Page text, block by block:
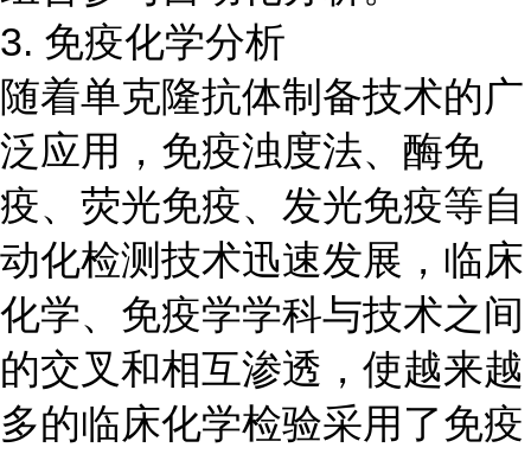
3. 免疫化学分析
随着单克隆抗体制备技术的广
泛应用，免疫浊度法、酶免
疫、荧光免疫、发光免疫等自
动化检测技术迅速发展，临床
化学、免疫学学科与技术之间
的交叉和相互渗透，使越来越
多的临床化学检验采用了免疫